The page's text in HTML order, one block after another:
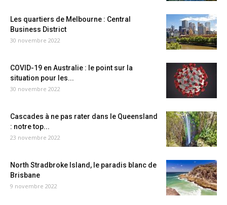
Les quartiers de Melbourne : Central
Business District
30 novembre 2022
COVID-19 en Australie : le point sur la
situation pour les...
30 novembre 2022
Cascades à ne pas rater dans le Queensland
: notre top...
23 novembre 2022
North Stradbroke Island, le paradis blanc de
Brisbane
9 novembre 2022